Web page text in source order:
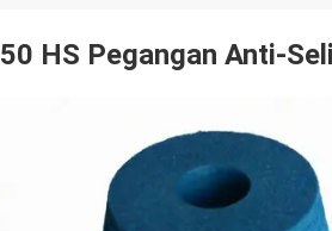
50 HS Pegangan Anti-